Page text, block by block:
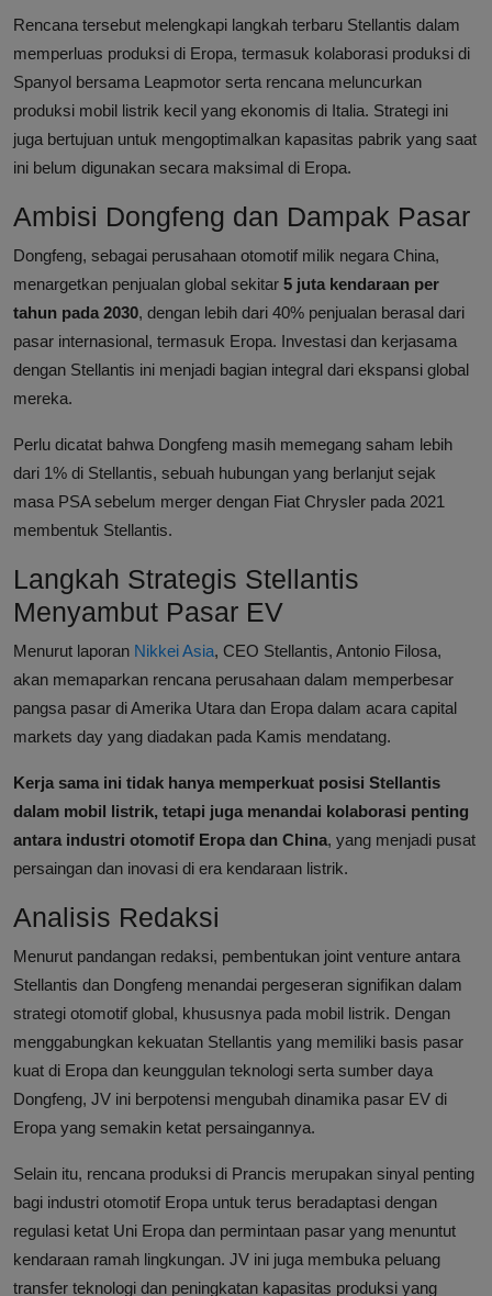
Rencana tersebut melengkapi langkah terbaru Stellantis dalam
memperluas produksi di Eropa, termasuk kolaborasi produksi di
Spanyol bersama Leapmotor serta rencana meluncurkan
produksi mobil listrik kecil yang ekonomis di Italia. Strategi ini
juga bertujuan untuk mengoptimalkan kapasitas pabrik yang saat
ini belum digunakan secara maksimal di Eropa.
Ambisi Dongfeng dan Dampak Pasar
Dongfeng, sebagai perusahaan otomotif milik negara China,
menargetkan penjualan global sekitar 5 juta kendaraan per
tahun pada 2030, dengan lebih dari 40% penjualan berasal dari
pasar internasional, termasuk Eropa. Investasi dan kerjasama
dengan Stellantis ini menjadi bagian integral dari ekspansi global
mereka.
Perlu dicatat bahwa Dongfeng masih memegang saham lebih
dari 1% di Stellantis, sebuah hubungan yang berlanjut sejak
masa PSA sebelum merger dengan Fiat Chrysler pada 2021
membentuk Stellantis.
Langkah Strategis Stellantis
Menyambut Pasar EV
Menurut laporan Nikkei Asia, CEO Stellantis, Antonio Filosa,
akan memaparkan rencana perusahaan dalam memperbesar
pangsa pasar di Amerika Utara dan Eropa dalam acara capital
markets day yang diadakan pada Kamis mendatang.
Kerja sama ini tidak hanya memperkuat posisi Stellantis
dalam mobil listrik, tetapi juga menandai kolaborasi penting
antara industri otomotif Eropa dan China, yang menjadi pusat
persaingan dan inovasi di era kendaraan listrik.
Analisis Redaksi
Menurut pandangan redaksi, pembentukan joint venture antara
Stellantis dan Dongfeng menandai pergeseran signifikan dalam
strategi otomotif global, khususnya pada mobil listrik. Dengan
menggabungkan kekuatan Stellantis yang memiliki basis pasar
kuat di Eropa dan keunggulan teknologi serta sumber daya
Dongfeng, JV ini berpotensi mengubah dinamika pasar EV di
Eropa yang semakin ketat persaingannya.
Selain itu, rencana produksi di Prancis merupakan sinyal penting
bagi industri otomotif Eropa untuk terus beradaptasi dengan
regulasi ketat Uni Eropa dan permintaan pasar yang menuntut
kendaraan ramah lingkungan. JV ini juga membuka peluang
transfer teknologi dan peningkatan kapasitas produksi yang